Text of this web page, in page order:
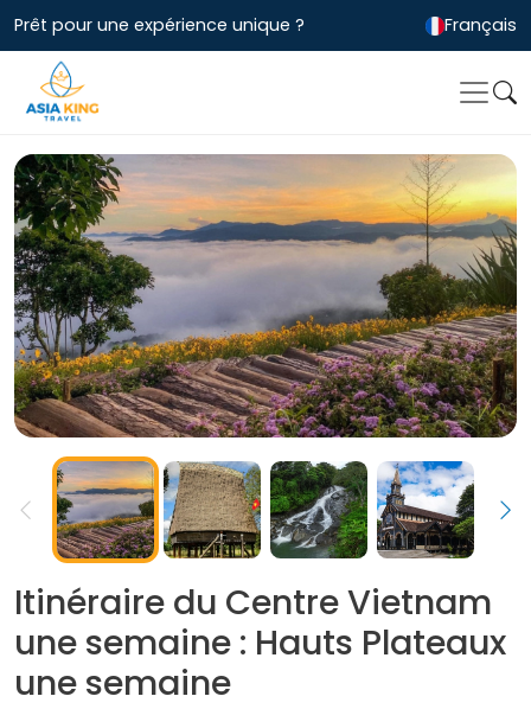
Prêt pour une expérience unique ? Français
Itinéraire du Centre Vietnam
une semaine : Hauts Plateaux
une semaine